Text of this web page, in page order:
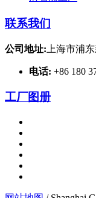
联系我们
公司地址: 上海市浦
电话: +86 180
工厂图册